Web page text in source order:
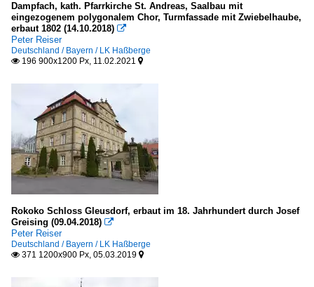
Dampfach, kath. Pfarrkirche St. Andreas, Saalbau mit
eingezogenem polygonalem Chor, Turmfassade mit Zwiebelhaube,
erbaut 1802 (14.10.2018) 
Peter Reiser
Deutschland / Bayern / LK Haßberge
 196 900x1200 Px, 11.02.2021 
Rokoko Schloss Gleusdorf, erbaut im 18. Jahrhundert durch Josef
Greising (09.04.2018) 
Peter Reiser
Deutschland / Bayern / LK Haßberge
 371 1200x900 Px, 05.03.2019 